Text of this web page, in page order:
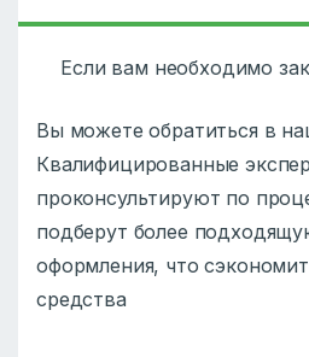
Если вам необходимо
Вы можете обратиться в
Квалифицированные
проконсультируют по
подберут более
оформления, что
средства